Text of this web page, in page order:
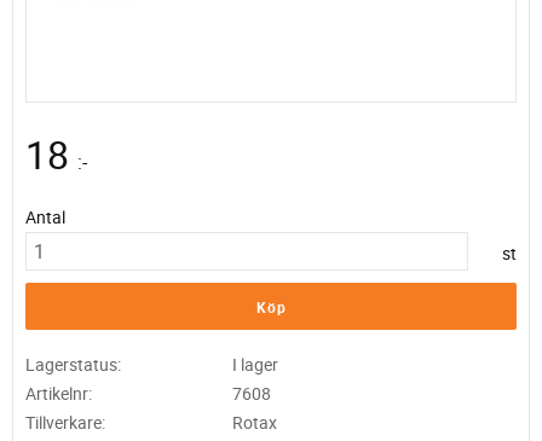
18 :-
Antal
st
Köp
Lagerstatus
I lager
Artikelnr
7608
Tillverkare
Rotax